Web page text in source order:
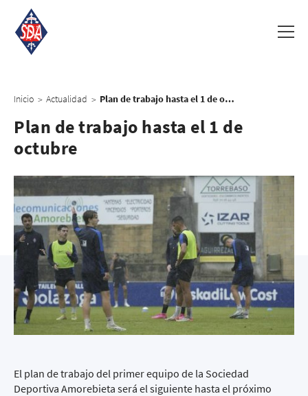
Inicio > Actualidad > Plan de trabajo hasta el 1 de octubre
Plan de trabajo hasta el 1 de
octubre
El plan de trabajo del primer equipo de la Sociedad
Deportiva Amorebieta será el siguiente hasta el próximo